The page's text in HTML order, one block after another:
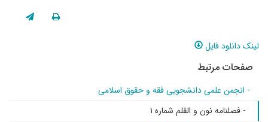
لینک دانلود فایل
صفحات مرتبط
- انجمن علمی دانشجویی فقه و حقوق اسلامی
- فصلنامه نون و القلم شماره ۱